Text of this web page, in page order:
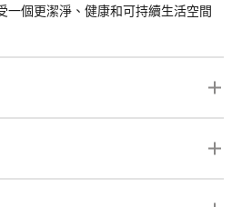
一個更潔淨、健康和可持續生活空間